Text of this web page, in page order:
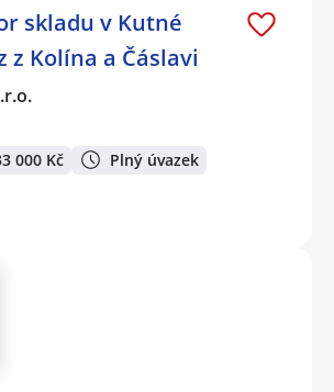
skladu v Kutné
z Kolína a Čáslavi
000 Kč Plný úvazek